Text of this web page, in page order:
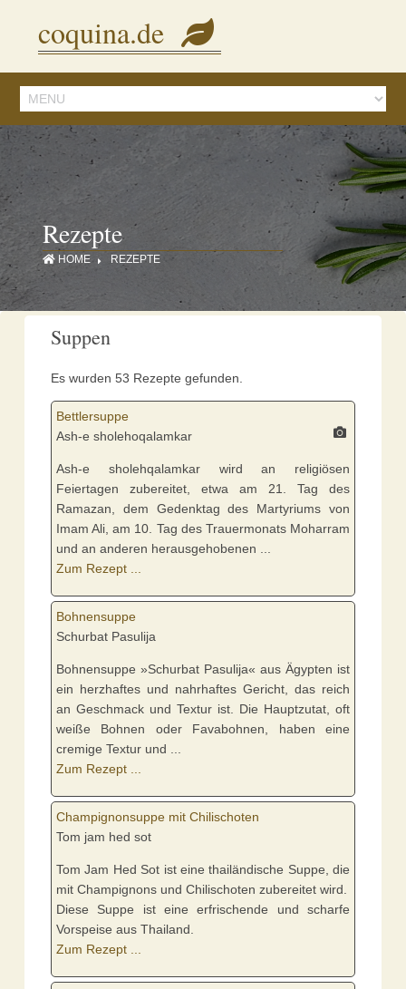
Diese Seite verwendet Cookies, um Inhalte und Anzeigen zu personalisieren.
Mit der Nutzung dieser Webseite stimmen Sie dem zu.
coquina.de
Rezepte
HOME REZEPTE
Suppen
Es wurden 53 Rezepte gefunden.
Bettlersuppe
Ash-e sholehoqalamkar
Ash-e sholehqalamkar wird an religiösen
Feiertagen zubereitet, etwa am 21. Tag des
Ramazan, dem Gedenktag des Martyriums von
Imam Ali, am 10. Tag des Trauermonats Moharram
und an anderen herausgehobenen ...
Zum Rezept ...
Bohnensuppe
Schurbat Pasulija
Bohnensuppe »Schurbat Pasulija« aus Ägypten ist
ein herzhaftes und nahrhaftes Gericht, das reich
an Geschmack und Textur ist. Die Hauptzutat, oft
weiße Bohnen oder Favabohnen, haben eine
cremige Textur und ...
Zum Rezept ...
Champignonsuppe mit Chilischoten
Tom jam hed sot
Tom Jam Hed Sot ist eine thailändische Suppe, die
mit Champignons und Chilischoten zubereitet wird.
Diese Suppe ist eine erfrischende und scharfe
Vorspeise aus Thailand.
Zum Rezept ...